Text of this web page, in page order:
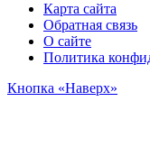
Карта сайта
Обратная связь
О сайте
Политика
Кнопка «Наверх»